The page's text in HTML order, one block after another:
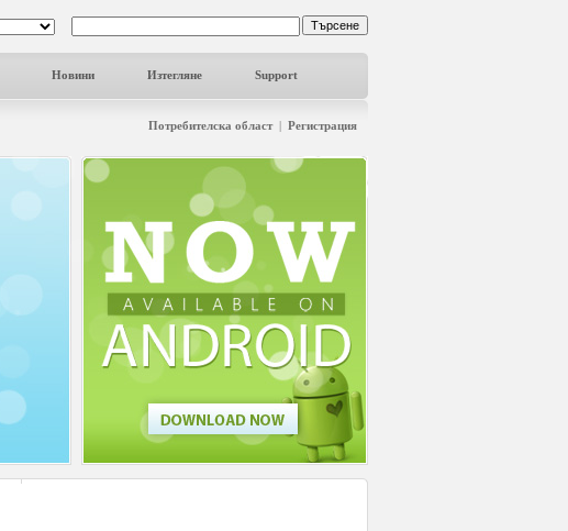
Новини Изтегляне Support
Потребителска област| Регистрация